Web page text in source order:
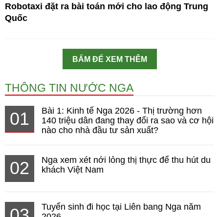
Robotaxi đặt ra bài toán mới cho lao động Trung
Quốc
BẤM ĐỂ XEM THÊM
THÔNG TIN NƯỚC NGA
01
Bài 1: Kinh tế Nga 2026 - Thị trường hơn
140 triệu dân đang thay đổi ra sao và cơ hội
nào cho nhà đầu tư sản xuất?
02
Nga xem xét nới lỏng thị thực để thu hút du
khách Việt Nam
Tuyển sinh đi học tại Liên bang Nga năm